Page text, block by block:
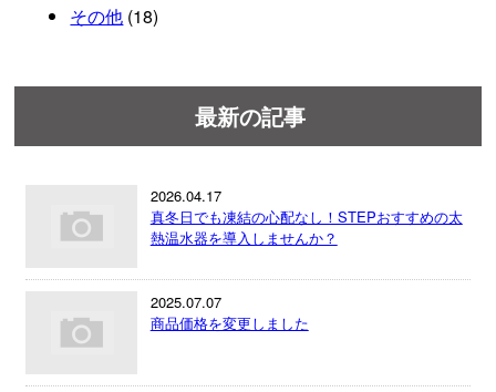
その他 (18)
最新の記事
2026.04.17
真冬日でも凍結の心配なし！STEPおすすめの太
熱温水器を導入しませんか？
2025.07.07
商品価格を変更しました